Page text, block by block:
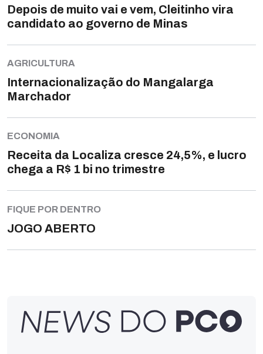
Depois de muito vai e vem, Cleitinho vira
candidato ao governo de Minas
AGRICULTURA
Internacionalização do Mangalarga
Marchador
ECONOMIA
Receita da Localiza cresce 24,5%, e lucro
chega a R$ 1 bi no trimestre
FIQUE POR DENTRO
JOGO ABERTO